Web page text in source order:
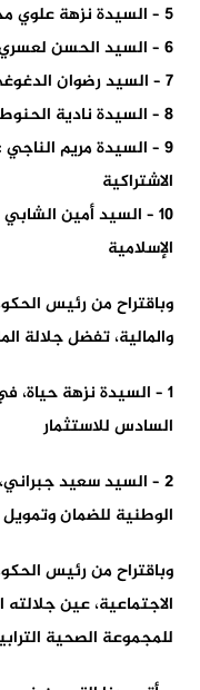
5 – السيدة نزهة علوي محمدي : سفيرة لدى جمهورية رواندا
6 – السيد الحسن لعسري : سفيرا لدى جمهورية العراق
7 – السيد رضوان الدغوغي : سفيرا لدى جمهورية بولندا
8 – السيدة نادية الحنوط : سفيرة لدى جمهورية الفلبين
9 – السيدة مريم
الاشتراكية
10 – السيد أمين
الإسلامية
وباقتراح من رئيس
والمالية، تفضل جلالة
1 – السيدة نزهة
السادس للاستثمار
2 – السيد سعيد
الوطنية للضمان وتمويل
وباقتراح من رئيس
الاجتماعية، عين جلالته
للمجموعة الصحية